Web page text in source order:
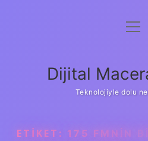
Anasayfa
Yasal
Dijital
Teknolojiyle dolu
ETIKET: 175 FMNIN